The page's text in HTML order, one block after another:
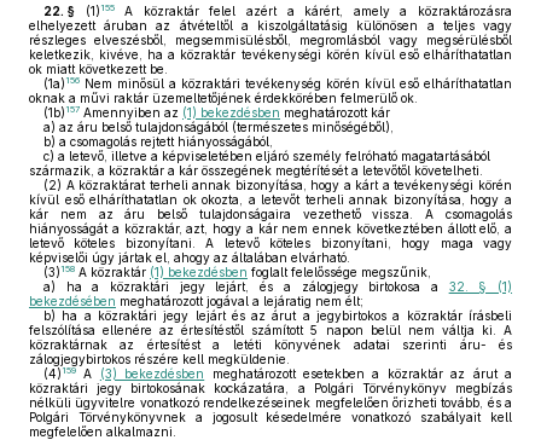
22. § (1) 155A közraktár felel azért a kárért, amely a közraktározásra
elhelyezett áruban az átvételtől a kiszolgáltatásig különösen a teljes vagy
részleges elveszésből, megsemmisülésből, megromlásból vagy megsérülésből
keletkezik, kivéve, ha a közraktár tevékenységi körén kívül eső elháríthatatlan
ok miatt következett be.
(1a) 156 Nem minősül a közraktári tevékenység körén kívül eső elháríthatatlan
oknak a művi raktár üzemeltetőjének érdekkörében felmerülő ok.
(1b) 157 Amennyiben az (1) bekezdésben meghatározott kár
a) az áru belső tulajdonságából (természetes minőségéből),
b) a csomagolás rejtett hiányosságából,
c) a letevő, illetve a képviseletében eljáró személy felróható magatartásából
származik, a közraktár a kár összegének megtérítését a letevőtől követelheti.
(2) A közraktárat terheli annak bizonyítása, hogy a kárt a tevékenységi körén
kívül eső elháríthatatlan ok okozta, a letevőt terheli annak bizonyítása, hogy a
kár nem az áru belső tulajdonságaira vezethető vissza. A csomagolás
hiányosságát a közraktár, azt, hogy a kár nem ennek következtében állott elő, a
letevő köteles bizonyítani. A letevő köteles bizonyítani, hogy maga vagy
képviselői úgy jártak el, ahogy az általában elvárható.
(3) 158 A közraktár (1) bekezdésben foglalt felelőssége megszűnik,
a) ha a közraktári jegy lejárt, és a zálogjegy birtokosa a 32. § (1)
bekezdésében meghatározott jogával a lejáratig nem élt;
b) ha a közraktári jegy lejárt és az árut a jegybirtokos a közraktár írásbeli
felszólítása ellenére az értesítéstől számított 5 napon belül nem váltja ki. A
közraktárnak az értesítést a letéti könyvének adatai szerinti áru- és
zálogjegybirtokos részére kell megküldenie.
(4) 159 A (3) bekezdésben
meghatározott esetekben a közraktár az árut a
közraktári jegy birtokosának kockázatára, a Polgári Törvénykönyv megbízás
nélküli ügyvitelre vonatkozó rendelkezéseinek megfelelően őrizheti tovább, és a
Polgári Törvénykönyvnek a jogosult késedelmére vonatkozó szabályait kell
megfelelően alkalmazni.